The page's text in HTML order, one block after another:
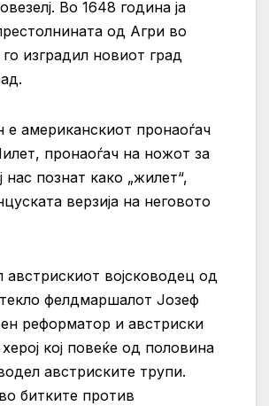
Во 1648 година ја
од Агри во
изградил новиот град
е американскиот пронаоѓач
пронаоѓач на ножот за
нас познат како „жилет“,
верзија на неговото
австрискиот војсководец од
фелдмаршалот Јозеф
реформатор и австриски
кој повеќе од половина
австриските трупи.
битките против